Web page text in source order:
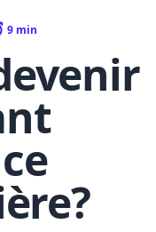
9min